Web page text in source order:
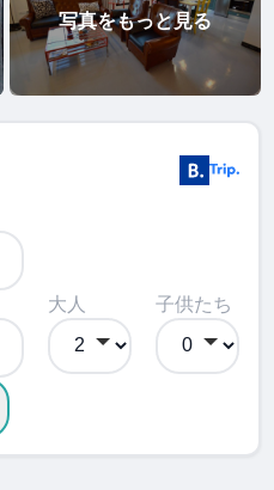
写真をもっと見る
大人 子供たち